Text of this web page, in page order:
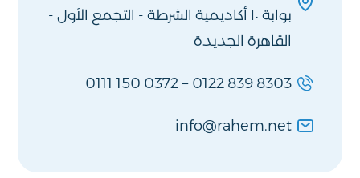
بوابة ١٠ أكاديمية الشرطة - التجمع الأول -
القاهرة الجديدة
0111 150 0372– 0122 839 8303
info@rahem.net